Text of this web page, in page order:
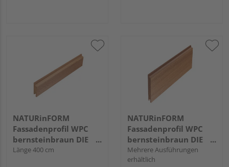
NATURinFORM
Fassadenprofil WPC
bernsteinbraun DIE
GESTALTENDE -
Länge 400 cm
NATURinFORM
Fassadenprofil WPC
bernsteinbraun DIE
GESTALTENDE
EXKLUSIV - 152x17mm
Mehrere Ausführungen
erhältlich